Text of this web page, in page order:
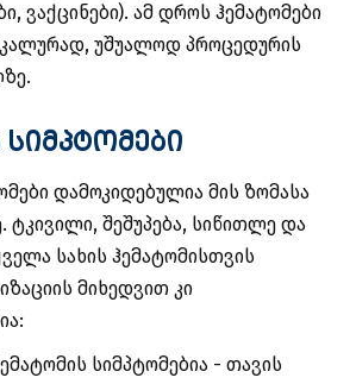
ვაქცინები). ამ დროს ჰემატომები
უშუალოდ პროცედურის
დამოკიდებულია მის ზომასა
ტკივილი, შეშუპება, სიწითლე და
სახის ჰემატომისთვის
მიხედვით კი
სიმპტომებია - თავის